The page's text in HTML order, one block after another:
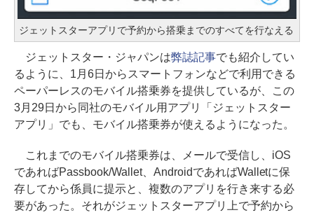
ジェットスターアプリで予約から搭乗までのすべてを行なえる
ジェットスター・ジャパンは弊誌記事でも紹介してい
るように、1月6日からスマートフォンなどで利用できる
ペーパーレスのモバイル搭乗券を提供しているが、この
3月29日から同社のモバイル用アプリ「ジェットスター
アプリ」でも、モバイル搭乗券が使えるようになった。
これまでのモバイル搭乗券は、メールで受信し、iOS
であればPassbook/Wallet、AndroidであればWalletに保
存してから係員に提示と、複数のアプリを行き来する必
要があった。それがジェットスターアプリ上で予約から